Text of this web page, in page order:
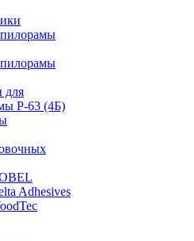
пилорамы
пилорамы
для
Р-63 (4Б)
Adhesives